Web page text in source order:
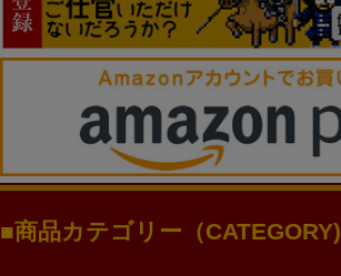
商品カテゴリー（CATEGORY)